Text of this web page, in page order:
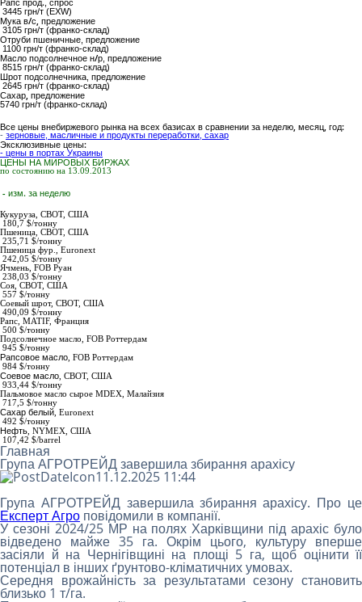
, спрос
3445 грн/т (EXW)
Мука в/с, предложение
3105 грн/т (франко-склад)
Отруби пшеничные , предложение
1100 грн/т (франко-склад)
Масло подсолнечное н/р , предложение
8515 грн/т (франко-склад)
Шрот подсолнечника , предложение
2645 грн/т (франко-склад)
Сахар, предложение
5740 грн/т (франко-склад)
Все цены внебиржевого рынка на всех базисах в сравнении за неделю, месяц, год:
- зерновые, масличные и продукты переработки, сахар
Эксклюзивные цены:
- цены в портах Украины
ЦЕНЫ НА МИРОВЫХ БИРЖАХ
по состоянию на 13.09.2013
- изм. за неделю
Кукуруза, СВОТ, США
180,7 $/тонну
Пшеница, СВОТ, США
235,71 $/тонну
Пшеница фур.,
Euronext
242,05 $/тонну
Ячмень, FOB Руан
238,03 $/тонну
Соя, СВОТ, США
557 $/тонну
Соевый шрот, СВОТ, США
490,09 $/тонну
Рапс , MATIF, Франция
500 $/тонну
Подсолнечное масло FOB Роттердам
945 $/тонну
Рапсовое масло FOB Роттердам
984 $/тонну
Соевое масло СВОТ, США
933,44 $/тонну
Пальмовое масло сырое МDEX , Малайзия
717,5 $/тонну
Сахар белый Euronext
492 $/тонну
Нефть , NYMEX, США
107,42 $/barrel
Главная
Група АГРОТРЕЙД завершила збирання арахісу
11.12.2025 11:44
Група АГРОТРЕЙД завершила збирання арахісу. Про це
Експерт Агро повідомили в компанії.
У сезоні 2024/25 МР на полях Харківщини під арахіс було
відведено майже 35 га. Окрім цього, культуру вперше
засіяли й на Чернігівщині на площі 5 га, щоб оцінити її
потенціал в інших ґрунтово-кліматичних умовах.
Середня врожайність за результатами сезону становить
близько 1 т/га.